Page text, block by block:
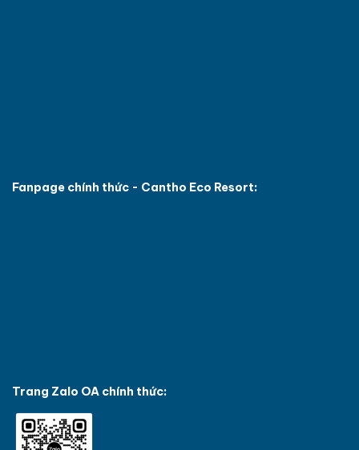
Fanpage chính thức - Cantho Eco Resort:
Trang Zalo OA chính thức: